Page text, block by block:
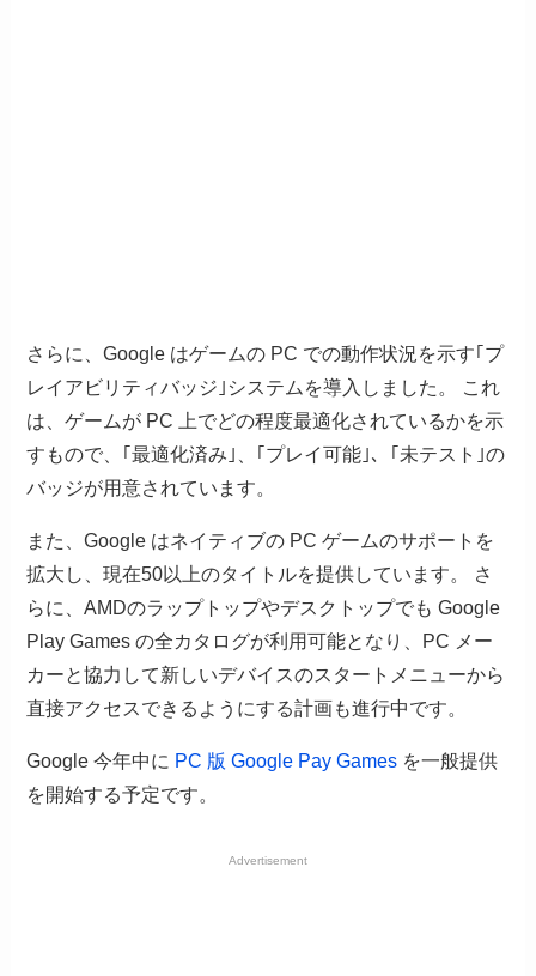
さらに、Google はゲームの PC での動作状況を示す｢プ
レイアビリティバッジ｣システムを導入しました。 これ
は、ゲームが PC 上でどの程度最適化されているかを示
すもので、｢最適化済み｣、｢プレイ可能｣、｢未テスト｣の
バッジが用意されています。
また、Google はネイティブの PC ゲームのサポートを
拡大し、現在50以上のタイトルを提供しています。 さ
らに、AMDのラップトップやデスクトップでも Google
Play Games の全カタログが利用可能となり、PC メー
カーと協力して新しいデバイスのスタートメニューから
直接アクセスできるようにする計画も進行中です。
Google 今年中に PC 版 Google Pay Games を一般提供
を開始する予定です。
Advertisement